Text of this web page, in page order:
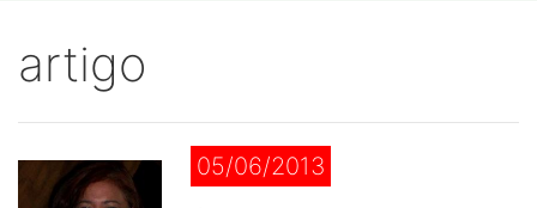
artigo
05/06/2013